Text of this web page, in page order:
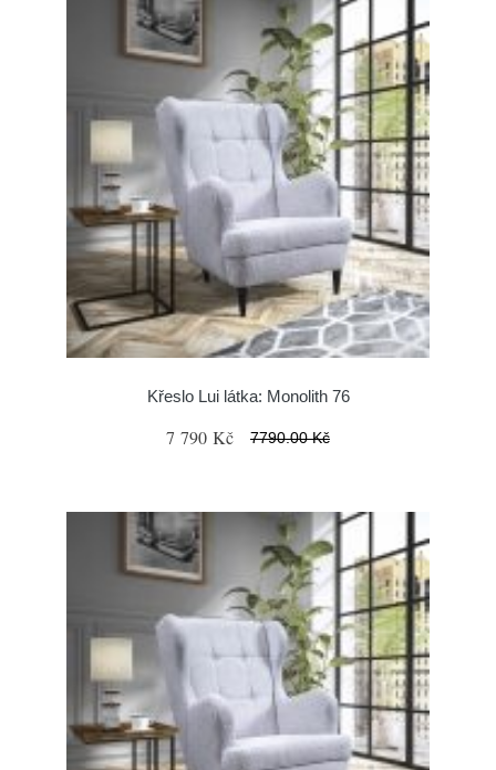
Křeslo Lui látka: Monolith 76
7 790 Kč 7790.00 Kč